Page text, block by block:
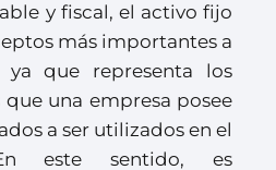
y fiscal, el activo fijo
más importantes a
que representa los
una empresa posee
a ser utilizados en el
este sentido, es